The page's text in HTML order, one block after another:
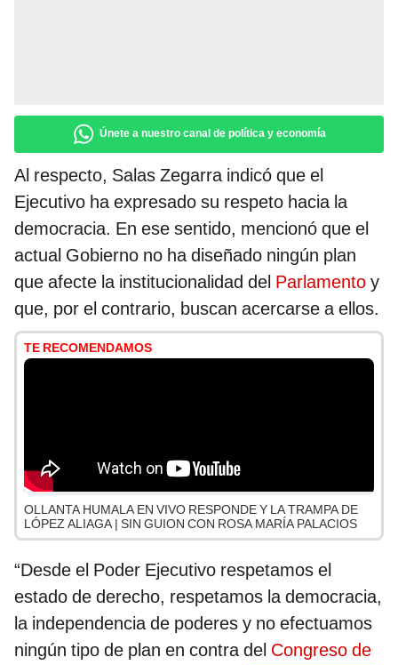
Únete a nuestro canal de política y economía
Al respecto, Salas Zegarra indicó que el
Ejecutivo ha expresado su respeto hacia la
democracia. En ese sentido, mencionó que el
actual Gobierno no ha diseñado ningún plan
que afecte la institucionalidad del Parlamento y
que, por el contrario, buscan acercarse a ellos.
TE RECOMENDAMOS
OLLANTA HUMALA EN VIVO RESPONDE Y LA TRAMPA DE
LÓPEZ ALIAGA | SIN GUION CON ROSA MARÍA PALACIOS
“Desde el Poder Ejecutivo respetamos el
estado de derecho, respetamos la democracia,
la independencia de poderes y no efectuamos
ningún tipo de plan en contra del Congreso de